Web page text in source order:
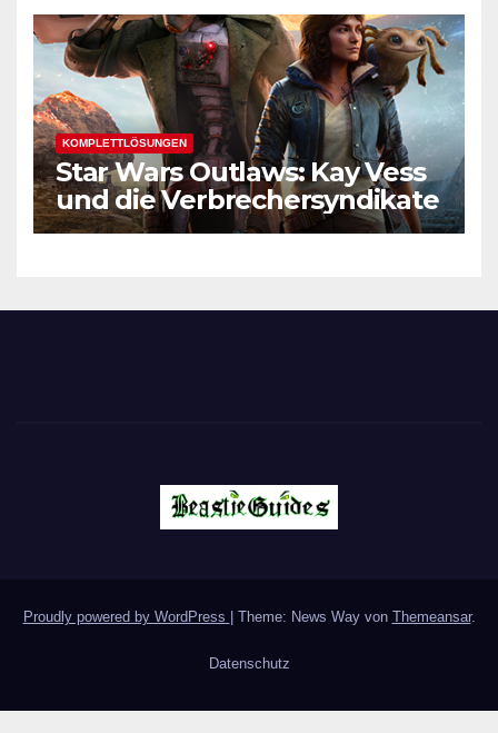
KOMPLETTLÖSUNGEN
Star Wars Outlaws: Kay Vess
und die Verbrechersyndikate
Proudly powered by WordPress | Theme: News Way von Themeansar.
Datenschutz